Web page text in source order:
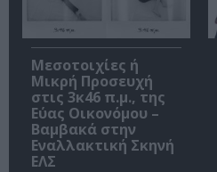
Μεσοτοιχίες ή
Μικρή Προσευχή
στις 3κ46 π.μ., της
Εύας Οικονόμου –
Βαμβακά στην
Εναλλακτική Σκηνή
ΕΛΣ